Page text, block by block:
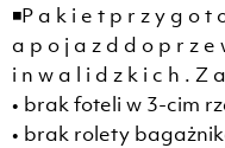
◾P a k i e t p r z y g o
a p o j a z d d o p r z e
i n w a l i d z k i c h . Z
• brak foteli w 3-cim
• brak rolety